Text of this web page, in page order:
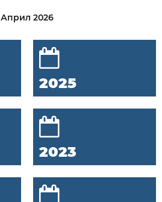
Април 2026
2025
2023